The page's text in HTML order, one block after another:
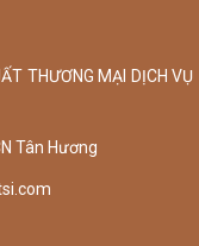
THƯƠNG MẠI DỊCH VỤ
Tân Hương